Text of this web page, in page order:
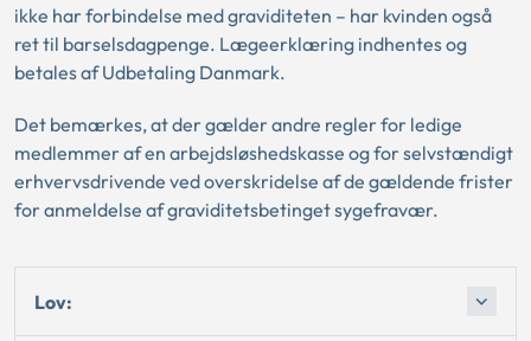
ikke har forbindelse med graviditeten – har kvinden også
ret til barselsdagpenge. Lægeerklæring indhentes og
betales af Udbetaling Danmark.
Det bemærkes, at der gælder andre regler for ledige
medlemmer af en arbejdsløshedskasse og for selvstændigt
erhvervsdrivende ved overskridelse af de gældende frister
for anmeldelse af graviditetsbetinget sygefravær.
Lov: